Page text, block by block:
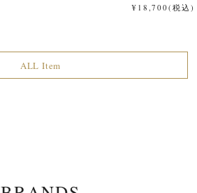
¥18,700(税込)
ALL Item